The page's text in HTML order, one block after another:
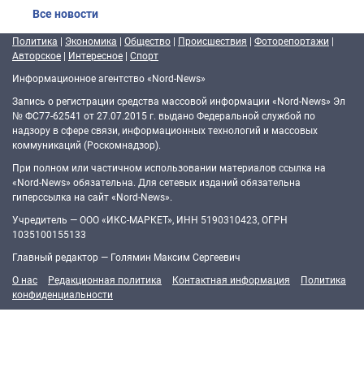
Все новости
Политика | Экономика | Общество | Происшествия | Фоторепортажи |
Авторское | Интересное | Спорт
Информационное агентство «Nord-News»
Запись о регистрации средства массовой информации «Nord-News» Эл
№ ФС77-62541 от 27.07.2015 г. выдано Федеральной службой по
надзору в сфере связи, информационных технологий и массовых
коммуникаций (Роскомнадзор).
При полном или частичном использовании материалов ссылка на
«Nord-News» обязательна. Для сетевых изданий обязательна
гиперссылка на сайт «Nord-News».
Учредитель — ООО «ИКС-МАРКЕТ», ИНН 5190310423, ОГРН
1035100155133
Главный редактор — Голямин Максим Сергеевич
О нас
Редакционная политика Контактная информация
Политика
конфиденциальности